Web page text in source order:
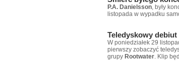
P.A. Danielsson, były
listopada w wypadku
Teledyskowy
W poniedziałek 29
pierwszy zobaczyć
grupy Rootwater. Klip